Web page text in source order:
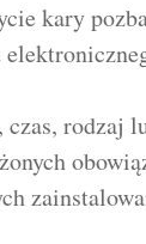
kary
rodzaj